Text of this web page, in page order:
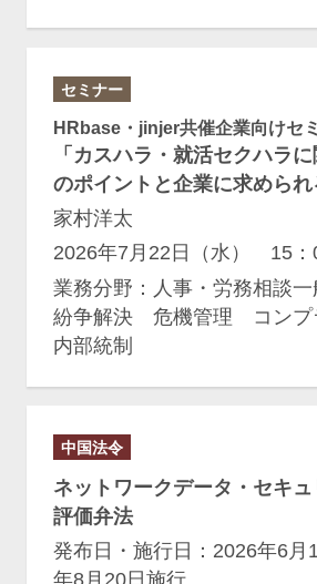
セミナー
HRbase・jinjer共催企業向けセ
「カスハラ・就活セクハラ
のポイントと企業に求められ
家村洋太
2026年7月22日（水） 15：
業務分野：人事・労務相談
紛争解決 危機管理 コンプ
内部統制
中国法令
ネットワークデータ・セキ
評価弁法
発布日・施行日：2026年6月